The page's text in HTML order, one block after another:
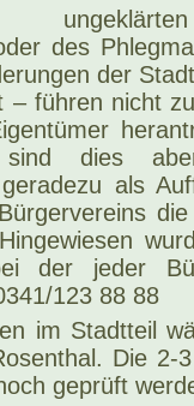
des
der
– führen nicht
dies
als
der jeder
123 88 88
im Stadtteil
Die 2-
geprüft